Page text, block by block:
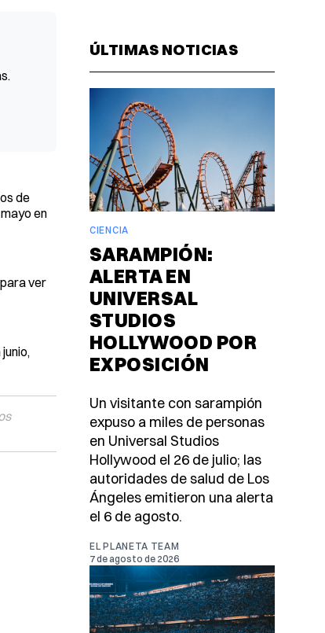
de
en
ver
ÚLTIMAS NOTICIAS
CIENCIA
SARAMPIÓN:
ALERTA EN
UNIVERSAL
STUDIOS
HOLLYWOOD POR
EXPOSICIÓN
Un visitante con sarampión
expuso a miles de personas
en Universal Studios
Hollywood el 26 de julio; las
autoridades de salud de Los
Ángeles emitieron una alerta
el 6 de agosto.
EL PLANETA TEAM
7 de agosto de 2026